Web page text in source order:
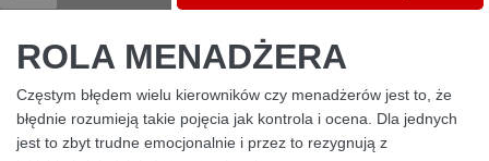
ROLA MENADŻERA
Częstym błędem wielu kierowników czy menadżerów jest to, że
błędnie rozumieją takie pojęcia jak kontrola i ocena. Dla jednych
jest to zbyt trudne emocjonalnie i przez to rezygnują z